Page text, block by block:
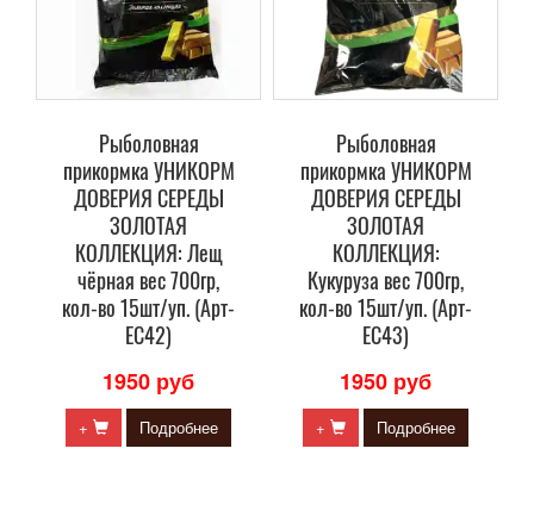
Рыболовная
прикормка УНИКОРМ
ДОВЕРИЯ СЕРЕДЫ
ЗОЛОТАЯ
КОЛЛЕКЦИЯ: Лещ
чёрная вес 700гр,
кол-во 15шт/уп. (Арт-
ЕС42)
1950 руб
+ Подробнее
Рыболовная
прикормка УНИКОРМ
ДОВЕРИЯ СЕРЕДЫ
ЗОЛОТАЯ
КОЛЛЕКЦИЯ:
Кукуруза вес 700гр,
кол-во 15шт/уп. (Арт-
ЕС43)
1950 руб
+ Подробнее